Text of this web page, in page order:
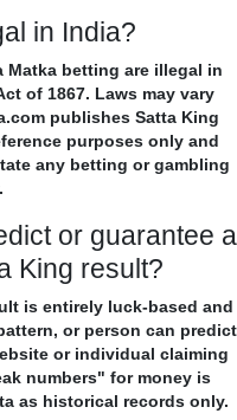
in India?
Matka betting are illegal in
of 1867. Laws may vary
publishes Satta King
purposes only and
any betting or gambling
or guarantee a
King result?
is entirely luck-based and
or person can predict
or individual claiming
numbers" for money is
as historical records only.